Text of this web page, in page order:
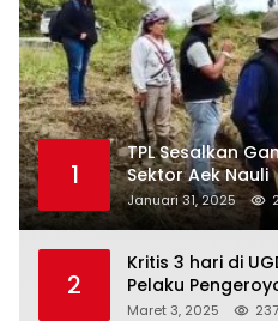
1
TPL Sesalkan
Sektor Aek Nauli
Januari 31, 2025
2
Kritis 3 hari di
Pelaku
Melenggang
Maret 3, 2025